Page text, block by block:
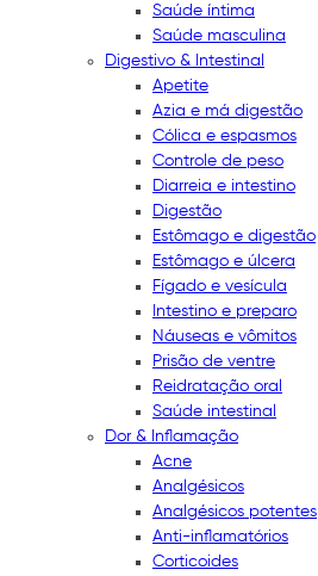
Saúde íntima
Saúde masculina
Digestivo & Intestinal
Apetite
Azia e má digestão
Cólica e espasmos
Controle de peso
Diarreia e intestino
Digestão
Estômago e digestão
Estômago e úlcera
Fígado e vesícula
Intestino e preparo
Náuseas e vômitos
Prisão de ventre
Reidratação oral
Saúde intestinal
Dor & Inflamação
Acne
Analgésicos
Analgésicos potentes
Anti-inflamatórios
Corticoides